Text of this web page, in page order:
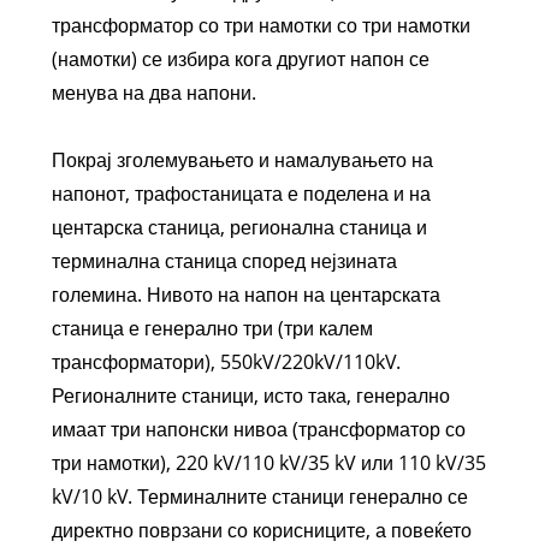
трансформатор со три намотки со три намотки
(намотки) се избира кога другиот напон се
менува на два напони.
Покрај зголемувањето и намалувањето на
напонот, трафостаницата е поделена и на
центарска станица, регионална станица и
терминална станица според нејзината
големина. Нивото на напон на центарската
станица е генерално три (три калем
трансформатори), 550kV/220kV/110kV.
Регионалните станици, исто така, генерално
имаат три напонски нивоа (трансформатор со
три намотки), 220 kV/110 kV/35 kV или 110 kV/35
kV/10 kV. Терминалните станици генерално се
директно поврзани со корисниците, а повеќето